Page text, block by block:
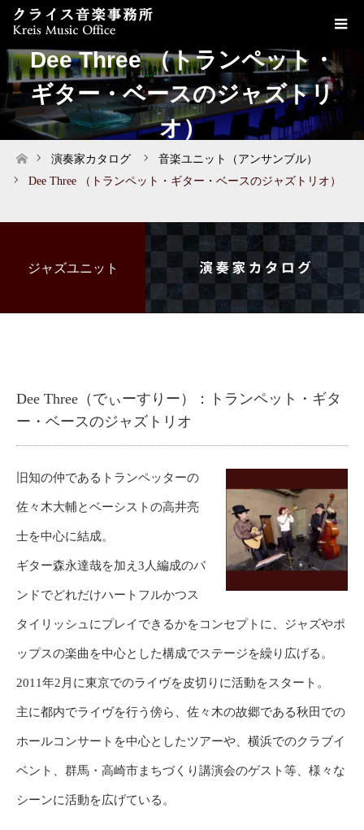
Dee Three （トランペット・
ギター・ベースのジャズトリ
オ）
ホーム
演奏家カタログ
音楽ユニット（アンサンブル）
Dee Three （トランペット・ギター・ベースのジャズトリオ）
ジャズユニット
Dee Three（でぃーすりー）：トランペット・ギタ
ー・ベースのジャズトリオ
旧知の仲であるトランペッターの
佐々木大輔とベーシストの高井亮
士を中心に結成。
ギター森永達哉を加え3人編成のバ
ンドでどれだけハートフルかつス
タイリッシュにプレイできるかをコンセプトに、ジャズやポ
ップスの楽曲を中心とした構成でステージを繰り広げる。
2011年2月に東京でのライヴを皮切りに活動をスタート。
主に都内でライヴを行う傍ら、佐々木の故郷である秋田での
ホールコンサートを中心としたツアーや、横浜でのクラブイ
ベント、群馬・高崎市まちづくり講演会のゲスト等、様々な
シーンに活動を広げている。